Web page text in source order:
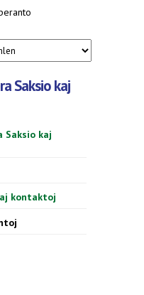
Saksio kaj
Saksio kaj
kontaktoj